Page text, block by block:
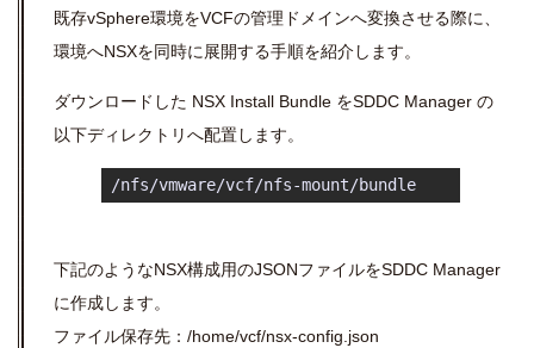
既存vSphere環境をVCFの管理ドメインへ変換させる際に、
環境へNSXを同時に展開する手順を紹介します。
ダウンロードした NSX Install Bundle をSDDC Manager の
以下ディレクトリへ配置します。
/nfs/vmware/vcf/nfs-mount/bundle
下記のようなNSX構成用のJSONファイルをSDDC Manager
に作成します。
ファイル保存先：/home/vcf/nsx-config.json